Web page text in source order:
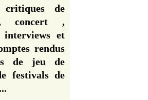
critiques de
concert ,
interviews et
rendus
de jeu de
festivals de